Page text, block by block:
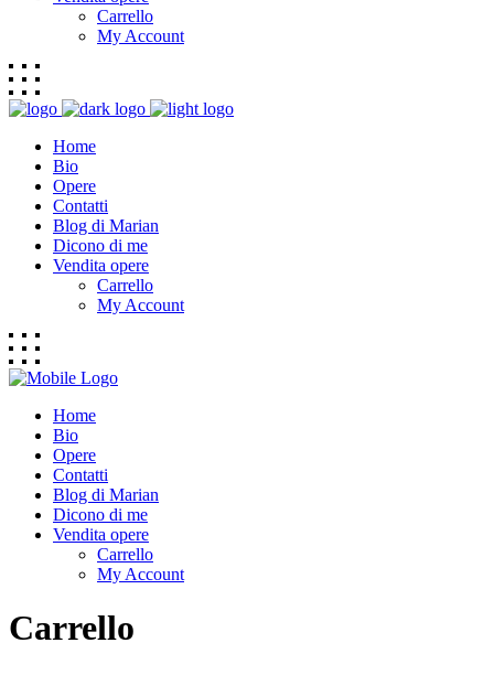
Carrello
My Account
Home
Bio
Opere
Contatti
Blog di Marian
Dicono di me
Vendita opere
Carrello
My Account
Home
Bio
Opere
Contatti
Blog di Marian
Dicono di me
Vendita opere
Carrello
My Account
Carrello